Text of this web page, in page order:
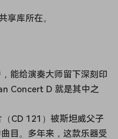
享库所在。
能给演奏大师留下深刻印
Concert D 就是其中之
CD 121）被斯坦威父子
目。多年来，这款乐器受